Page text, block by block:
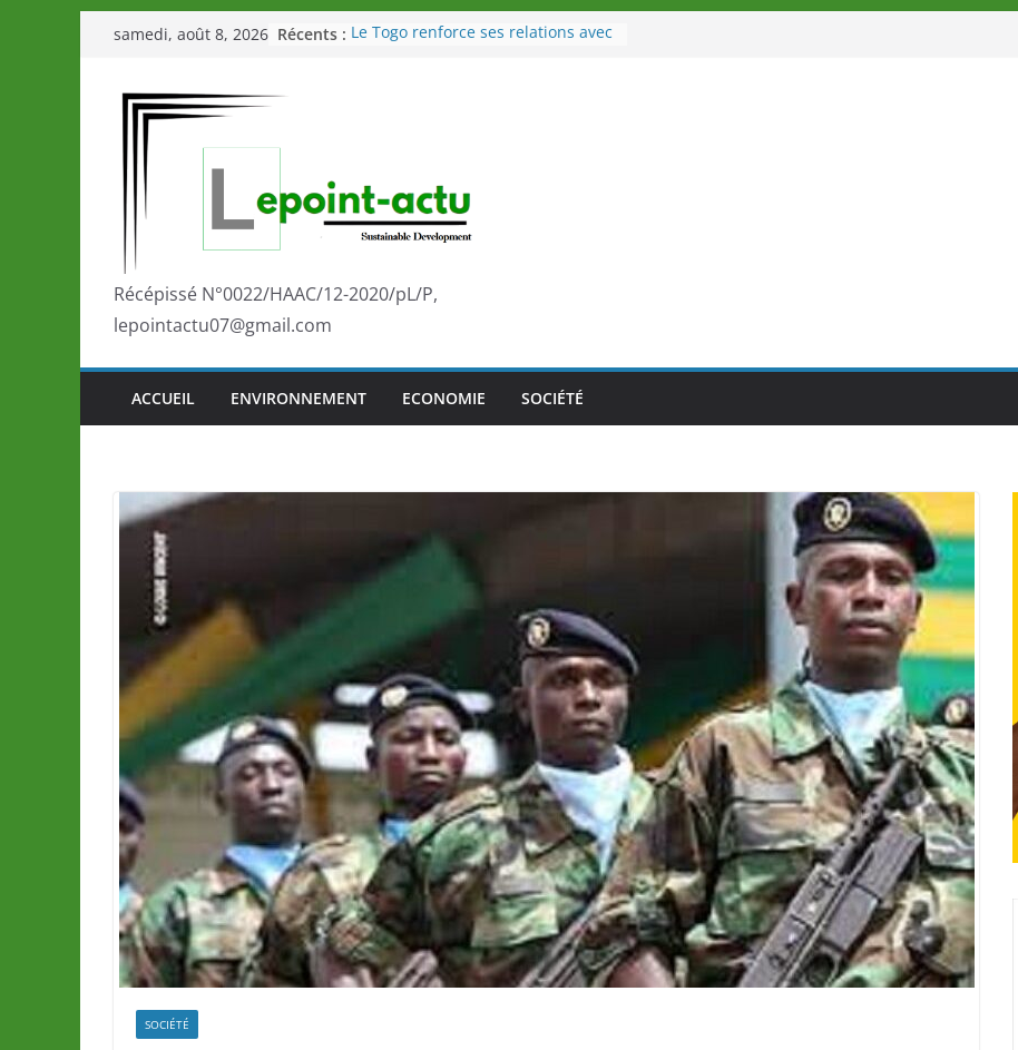
Passer
contenu
samedi, août 8, 2026 Récents : Le Togo renforce ses relations avec
marque de confiance au Togo sur
la scène internationale au-delà des
performances de ses athlètes
développement?
Récépissé N°0022/HAAC/12-2020/pL/P,
lepointactu07@gmail.com
ACCUEIL ENVIRONNEMENT ECONOMIE SOCIÉTÉ
SOCIÉTÉ